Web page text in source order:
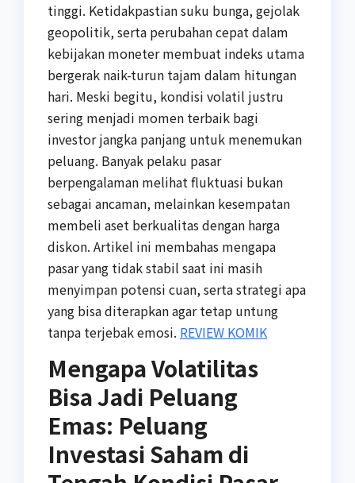
tinggi. Ketidakpastian suku bunga, gejolak
geopolitik, serta perubahan cepat dalam
kebijakan moneter membuat indeks utama
bergerak naik-turun tajam dalam hitungan
hari. Meski begitu, kondisi volatil justru
sering menjadi momen terbaik bagi
investor jangka panjang untuk menemukan
peluang. Banyak pelaku pasar
berpengalaman melihat fluktuasi bukan
sebagai ancaman, melainkan kesempatan
membeli aset berkualitas dengan harga
diskon. Artikel ini membahas mengapa
pasar yang tidak stabil saat ini masih
menyimpan potensi cuan, serta strategi apa
yang bisa diterapkan agar tetap untung
tanpa terjebak emosi. REVIEW KOMIK
Mengapa Volatilitas
Bisa Jadi Peluang
Emas: Peluang
Investasi Saham di